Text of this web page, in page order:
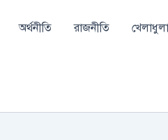
অর্থনীতি রাজনীতি খেলাধুলা